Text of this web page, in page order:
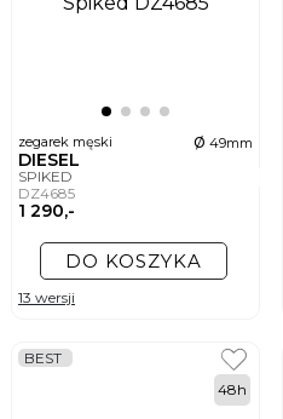
zegarek męski ø 49mm
DIESEL
SPIKED
DZ4685
1 290,-
DO KOSZYKA
13 wersji
BEST
48h